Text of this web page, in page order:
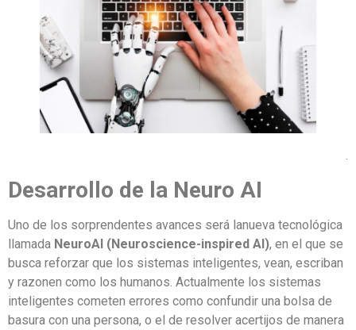
.
Desarrollo de la Neuro AI
Uno de los sorprendentes avances será lanueva tecnológica
llamada NeuroAI (Neuroscience-inspired AI), en el que se
busca reforzar que los sistemas inteligentes, vean, escriban
y razonen como los humanos. Actualmente los sistemas
inteligentes cometen errores como confundir una bolsa de
basura con una persona, o el de resolver acertijos de manera